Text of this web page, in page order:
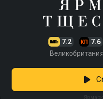
7.2 7.6
Великобритания